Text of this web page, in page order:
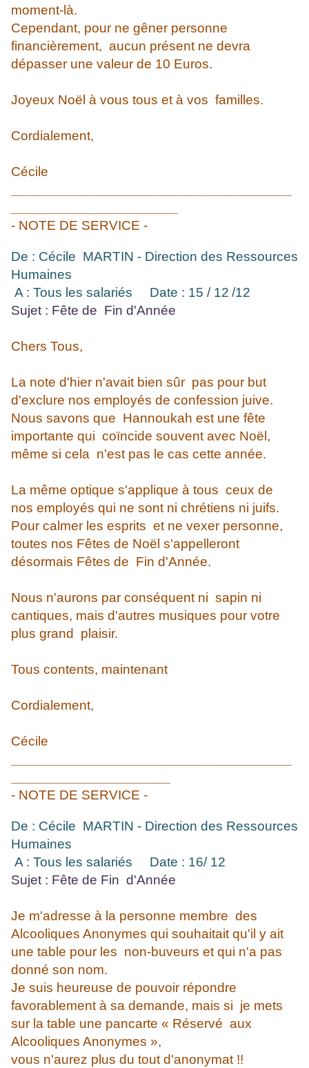
moment-là.
Cependant, pour ne gêner personne
financièrement, aucun présent ne devra
dépasser une valeur de 10 Euros.
Joyeux Noël à vous tous et à vos familles.
Cordialement,
Cécile
- NOTE DE SERVICE -
De : Cécile MARTIN - Direction des Ressources
Humaines
A : Tous les salariés
Date : 15 / 12 /12
Sujet : Fête de Fin d'Année
Chers Tous,
La note d'hier n'avait bien sûr pas pour but
d'exclure nos employés de confession juive.
Nous savons que Hannoukah est une fête
importante qui coïncide souvent avec Noël,
même si cela n'est pas le cas cette année.
La même optique s'applique à tous ceux de
nos employés qui ne sont ni chrétiens ni juifs.
Pour calmer les esprits et ne vexer personne,
toutes nos Fêtes de Noël s'appelleront
désormais Fêtes de Fin d'Année.
Nous n'aurons par conséquent ni sapin ni
cantiques, mais d'autres musiques pour votre
plus grand plaisir.
Tous contents, maintenant
Cordialement,
Cécile
- NOTE DE SERVICE -
De : Cécile MARTIN - Direction des Ressources
Humaines
A : Tous les salariés
Date : 16/ 12
Sujet : Fête de Fin d'Année
Je m'adresse à la personne membre des
Alcooliques Anonymes qui souhaitait qu'il y ait
une table pour les non-buveurs et qui n'a pas
donné son nom.
Je suis heureuse de pouvoir répondre
favorablement à sa demande, mais si je mets
sur la table une pancarte « Réservé aux
Alcooliques Anonymes »,
vous n'aurez plus du tout d'anonymat !!